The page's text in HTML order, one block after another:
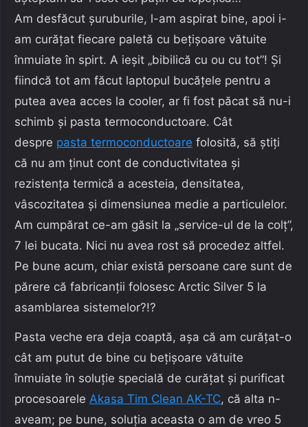
Am desfăcut șuruburile, l-am aspirat bine, apoi i-
am curățat fiecare paletă cu bețișoare vătuite
înmuiate în spirt. A ieșit „bibilică cu ou cu tot”! Și
fiindcă tot am făcut laptopul bucățele pentru a
putea avea acces la cooler, ar fi fost păcat să nu-i
schimb și pasta termoconductoare. Cât
despre pasta termoconductoare folosită, să știți
că nu am ținut cont de conductivitatea și
rezistența termică a acesteia, densitatea,
vâscozitatea și dimensiunea medie a particulelor.
Am cumpărat ce-am găsit la „service-ul de la colț”,
7 lei bucata. Nici nu avea rost să procedez altfel.
Pe bune acum, chiar există persoane care sunt de
părere că fabricanții folosesc Arctic Silver 5 la
asamblarea sistemelor?!?
Pasta veche era deja coaptă, așa că am curățat-o
cât am putut de bine cu bețișoare vătuite
înmuiate în soluție specială de curățat și purificat
procesoarele Akasa Tim Clean AK-TC, că alta n-
aveam; pe bune, soluția aceasta o am de vreo 5